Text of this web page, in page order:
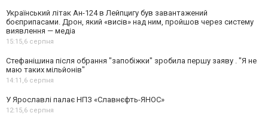
Український літак Ан-124 в Лейпцигу був завантажений
боєприпасами. Дрон, який «висів» над ним, пройшов через систему
виявлення — медіа
15:15,6 серпня
Стефанішина після обрання "запобіжки" зробила першу заяву . "Я не
маю таких мільйонів"
14:11,6 серпня
У Ярославлі палає НПЗ «Славнєфть-ЯНОС»
12:15,6 серпня